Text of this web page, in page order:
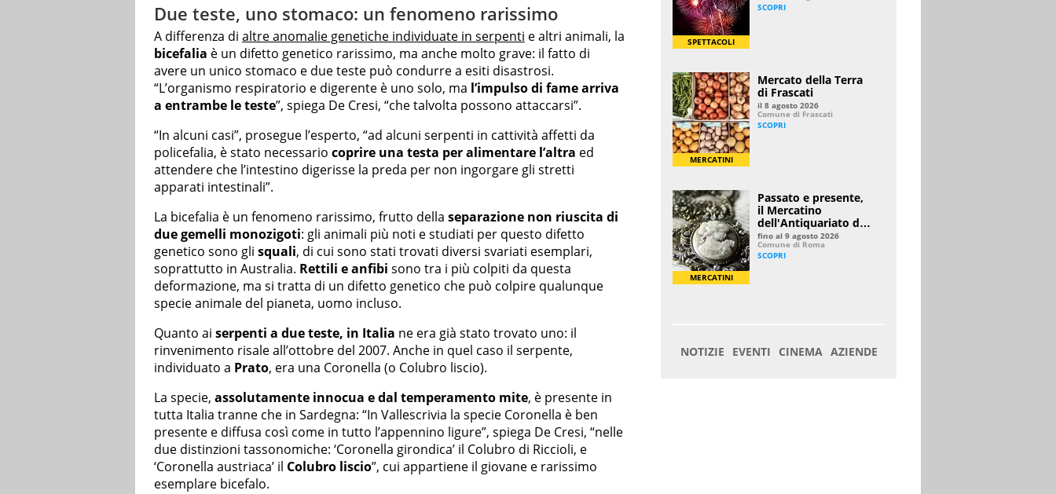
Due teste, uno stomaco: un fenomeno rarissimo
A differenza di altre anomalie genetiche individuate in serpenti e altri animali, la
bicefalia è un difetto genetico rarissimo, ma anche molto grave: il fatto di
avere un unico stomaco e due teste può condurre a esiti disastrosi.
“L’organismo respiratorio e digerente è uno solo, ma l’impulso di fame arriva
a entrambe le teste”, spiega De Cresi, “che talvolta possono attaccarsi”.
“In alcuni casi”, prosegue l’esperto, “ad alcuni serpenti in cattività affetti da
policefalia, è stato necessario coprire una testa per alimentare l’altra ed
attendere che l’intestino digerisse la preda per non ingorgare gli stretti
apparati intestinali”.
La bicefalia è un fenomeno rarissimo, frutto della separazione non riuscita di
due gemelli monozigoti: gli animali più noti e studiati per questo difetto
genetico sono gli squali, di cui sono stati trovati diversi svariati esemplari,
soprattutto in Australia. Rettili e anfibi sono tra i più colpiti da questa
deformazione, ma si tratta di un difetto genetico che può colpire qualunque
specie animale del pianeta, uomo incluso.
Quanto ai serpenti a due teste, in Italia ne era già stato trovato uno: il
rinvenimento risale all’ottobre del 2007. Anche in quel caso il serpente,
individuato a Prato, era una Coronella (o Colubro liscio).
La specie, assolutamente innocua e dal temperamento mite, è presente in
tutta Italia tranne che in Sardegna: “In Vallescrivia la specie Coronella è ben
presente e diffusa così come in tutto l’appennino ligure”, spiega De Cresi, “nelle
due distinzioni tassonomiche: ‘Coronella girondica’ il Colubro di Riccioli, e
‘Coronella austriaca’ il Colubro liscio”, cui appartiene il giovane e rarissimo
esemplare bicefalo.